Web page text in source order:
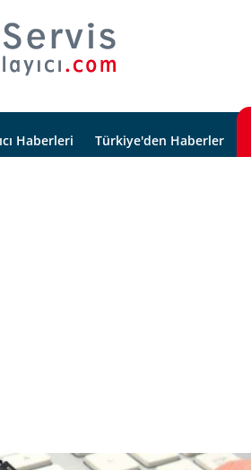
Haberleri Türkiye'den Haberler